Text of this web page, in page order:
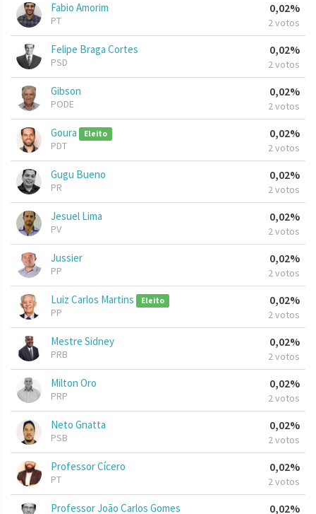
Fabio Amorim
PT
0,02%
2 votos
Felipe Braga Cortes
PSD
0,02%
2 votos
Gibson
PODE
0,02%
2 votos
Goura Eleito
PDT
0,02%
2 votos
Gugu Bueno
PR
0,02%
2 votos
Jesuel Lima
PV
0,02%
2 votos
Jussier
PP
0,02%
2 votos
Luiz Carlos Martins Eleito
PP
0,02%
2 votos
Mestre Sidney
PRB
0,02%
2 votos
Milton Oro
PRP
0,02%
2 votos
Neto Gnatta
PSB
0,02%
2 votos
Professor Cícero
PT
0,02%
2 votos
Professor João Carlos Gomes 0,02%